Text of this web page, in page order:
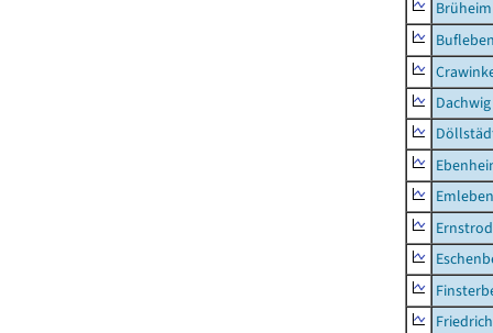
Brüheim
Dachwig
Emleben